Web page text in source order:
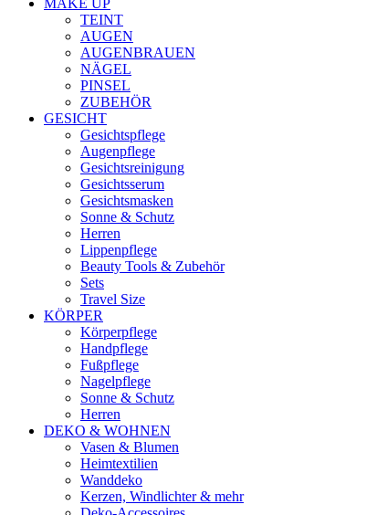
MAKE UP
TEINT
AUGEN
AUGENBRAUEN
NÄGEL
PINSEL
ZUBEHÖR
GESICHT
Gesichtspflege
Augenpflege
Gesichtsreinigung
Gesichtsserum
Gesichtsmasken
Sonne & Schutz
Herren
Lippenpflege
Beauty Tools & Zubehör
Sets
Travel Size
KÖRPER
Körperpflege
Handpflege
Fußpflege
Nagelpflege
Sonne & Schutz
Herren
DEKO & WOHNEN
Vasen & Blumen
Heimtextilien
Wanddeko
Kerzen, Windlichter & mehr